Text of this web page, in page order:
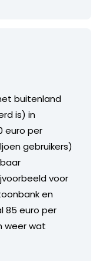
buitenland
is) in
euro per
gebruikers)
voor
en
85 euro per
weer wat